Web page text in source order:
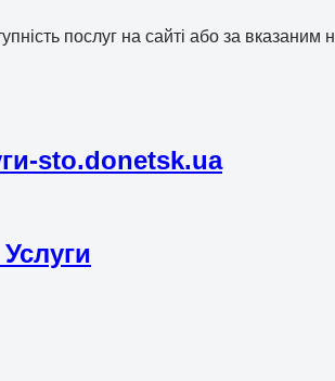
послуг на сайті або за вказаним
sto.donetsk.ua